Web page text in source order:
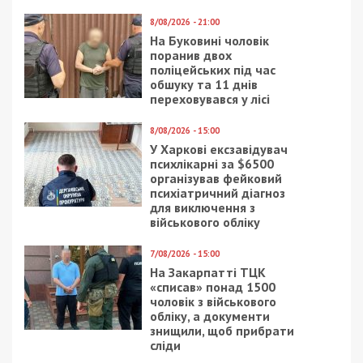
8/08/2026 - 21:00
На Буковині чоловік
поранив двох
поліцейських під час
обшуку та 11 днів
переховувався у лісі
8/08/2026 - 15:00
У Харкові ексзавідувач
психлікарні за $6500
організував фейковий
психіатричний діагноз
для виключення з
військового обліку
7/08/2026 - 15:00
На Закарпатті ТЦК
«списав» понад 1500
чоловік з військового
обліку, а документи
знищили, щоб прибрати
сліди